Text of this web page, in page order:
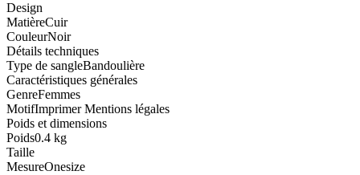
Design
MatièreCuir
CouleurNoir
Détails techniques
Type de sangleBandoulière
Caractéristiques générales
GenreFemmes
MotifImprimer Mentions légales
Poids et dimensions
Poids0.4 kg
Taille
MesureOnesize